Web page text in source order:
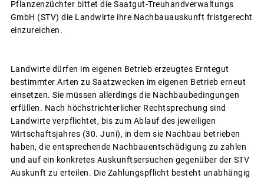
Pflanzenzüchter bittet die Saatgut-Treuhandverwaltungs
GmbH (STV) die Landwirte ihre Nachbauauskunft fristgerecht
einzureichen.
Landwirte dürfen im eigenen Betrieb erzeugtes Erntegut
bestimmter Arten zu Saatzwecken im eigenen Betrieb erneut
einsetzen. Sie müssen allerdings die Nachbaubedingungen
erfüllen. Nach höchstrichterlicher Rechtsprechung sind
Landwirte verpflichtet, bis zum Ablauf des jeweiligen
Wirtschaftsjahres (30. Juni), in dem sie Nachbau betrieben
haben, die entsprechende Nachbauentschädigung zu zahlen
und auf ein konkretes Auskunftsersuchen gegenüber der STV
Auskunft zu erteilen. Die Zahlungspflicht besteht unabhängig